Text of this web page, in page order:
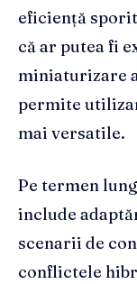
eficiență
că ar putea fi
miniaturizare
permite
mai versatile.
Pe termen
include
scenarii de
conflictele